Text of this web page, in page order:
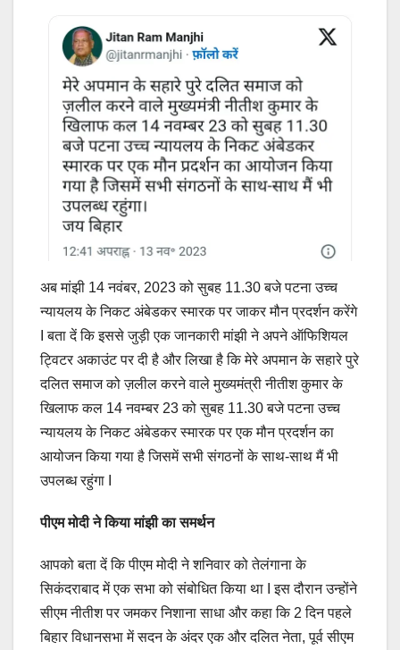
अब मांझी 14 नवंबर, 2023 को सुबह 11.30 बजे पटना उच्च
न्यायलय के निकट अंबेडकर स्मारक पर जाकर मौन प्रदर्शन करेंगे
I बता दें कि इससे जुड़ी एक जानकारी मांझी ने अपने ऑफिशियल
ट्विटर अकाउंट पर दी है और लिखा है कि मेरे अपमान के सहारे पुरे
दलित समाज को ज़लील करने वाले मुख्यमंत्री नीतीश कुमार के
खिलाफ कल 14 नवम्बर 23 को सुबह 11.30 बजे पटना उच्च
न्यायलय के निकट अंबेडकर स्मारक पर एक मौन प्रदर्शन का
आयोजन किया गया है जिसमें सभी संगठनों के साथ-साथ मैं भी
उपलब्ध रहुंगा I
पीएम मोदी ने किया मांझी का समर्थन
आपको बता दें कि पीएम मोदी ने शनिवार को तेलंगाना के
सिकंदराबाद में एक सभा को संबोधित किया था I इस दौरान उन्होंने
सीएम नीतीश पर जमकर निशाना साधा और कहा कि 2 दिन पहले
बिहार विधानसभा में सदन के अंदर एक और दलित नेता, पूर्व सीएम